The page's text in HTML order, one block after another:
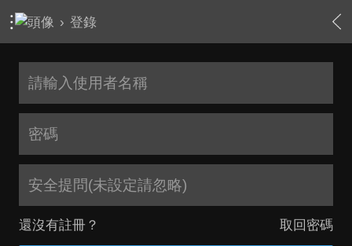
› 登錄
安全提問(未設定請忽略)
還沒有註冊？ 取回密碼